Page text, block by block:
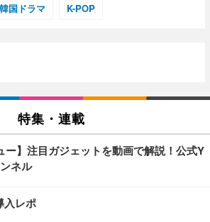
韓国ドラマ K-POP
特集・連載
ー】注目ガジェットを動画で解説！公式Y
ネル
入レポ